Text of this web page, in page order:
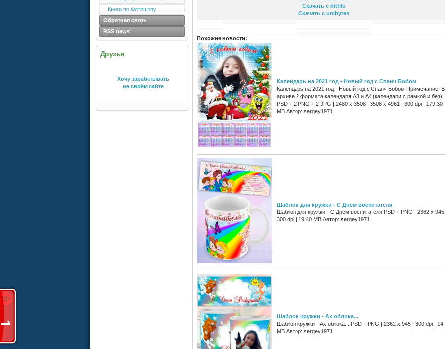
Книги по Фотошопу
Обратная связь
RSS news
Друзья
Хочу зарабатывать
на своём сайте
Скачать с hitfile
Скачать с unibytes
Похожие новости:
Календарь на 2021 год - Новый год с Спанч Бобом
Календарь на 2021 год - Новый год с Спанч Бобом Примечание: В
архиве 2 формата календаря А3 и А4 (календари с рамкой и без)
PSD + 2 PNG + 2 JPG | 2480 x 3508 | 3508 x 4961 | 300 dpi | 179,30
MB Автор: sergey1971
Шаблон для кружки - С Днем воспитателя
Шаблон для кружки - С Днем воспитателя PSD + PNG | 2362 x 945
300 dpi | 19,40 MB Автор: sergey1971
Шаблон кружки - Ах облока...
Шаблон кружки - Ах облока... PSD + PNG | 2362 x 945 | 300 dpi |
MB Автор: sergey1971